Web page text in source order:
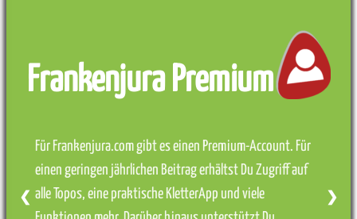
Frankenjura Premium
Für Frankenjura.com gibt es einen Premium-Account. Für
einen geringen jährlichen Beitrag erhältst Du Zugriff auf
alle Topos, eine praktische KletterApp und viele
❮ ❯